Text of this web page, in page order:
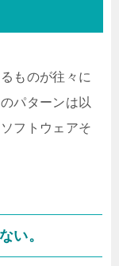
ものが往々に
パターンは以
フトウェアそ
い。